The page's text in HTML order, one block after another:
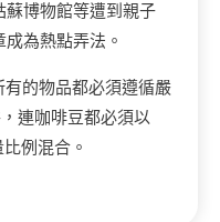
蘇博物館等遭到親子
為熱點弄法。
的物品都必須遵循嚴
，連咖啡豆都必須以
例混合。